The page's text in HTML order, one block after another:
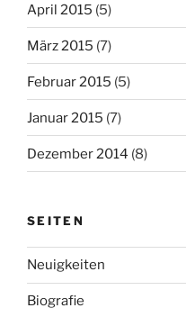
April 2015 (5)
März 2015 (7)
Februar 2015 (5)
Januar 2015 (7)
Dezember 2014 (8)
SEITEN
Neuigkeiten
Biografie